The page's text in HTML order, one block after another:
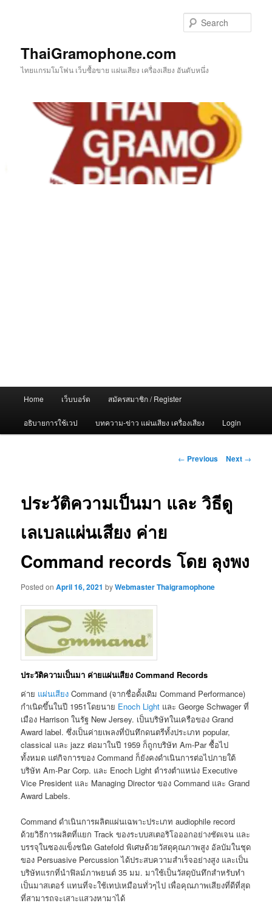
ThaiGramophone.com
ไทยแกรมโมโฟน เว็บซื้อขาย แผ่นเสียง เครื่องเสียง อันดับหนึ่ง
Home เว็บบอร์ด สมัครสมาชิก / Register
อธิบายการใช้เวป บทความ-ข่าว แผ่นเสียง เครื่องเสียง Login
Post
← Previous Next →
ประวัติความเป็นมา และ วิธีดู
เลเบลแผ่นเสียง ค่าย
Command records โดย ลุงพง
Posted onApril 16, 2021 byWebmaster Thaigramophone
ประวัติความเป็นมา ค่ายแผ่นเสียง Command Records
ค่าย แผ่นเสียง Command (จากชื่อดั้งเดิม Command Performance)
กำเนิดขึ้นในปี 1951โดยนาย Enoch Light และ George Schwager ที่
เมือง Harrison ในรัฐ New Jersey. เป็นบริษัทในเครือของ Grand
Award label. ซึ่งเป็นค่ายเพลงที่บันทึกดนตรีทั้งประเภท popular,
classical และ jazz ต่อมาในปี 1959 ก็ถูกบริษัท Am-Par ซื้อไป
ทั้งหมด แต่กิจการของ Command ก็ยังคงดำเนินการต่อไปภายใต้
บริษัท Am-Par Corp. และ Enoch Light ดำรงตำแหน่ง Executive
Vice President และ Managing Director ของ Command และ Grand
Award Labels.
Command ดำเนินการผลิตแผ่นเฉพาะประเภท audiophile record
ด้วยวิธีการผลิตที่แยก Track ของระบบสเตอริโอออกอย่างชัดเจน และ
บรรจุในซองแข็งชนิด Gatefold พิเศษด้วยวัสดุคุณภาพสูง อัลบัมในชุด
ของ Persuasive Percussion ได้ประสบความสำเร็จอย่างสูง และเป็น
บริษัทแรกที่นำฟิลม์ภาพยนต์ 35 มม. มาใช้เป็นวัสดุบันทึกสำหรับทำ
เป็นมาสเตอร์ แทนที่จะใช้เทปเหมือนทั่วๆไป เพื่อคุณภาพเสียงที่ดีที่สุด
ที่สามารถจะเสาะแสวงหามาได้